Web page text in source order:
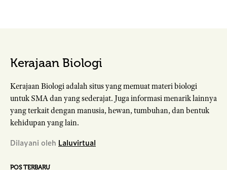
Kerajaan Biologi
Kerajaan Biologi adalah situs yang memuat materi biologi
untuk SMA dan yang sederajat. Juga informasi menarik lainnya
yang terkait dengan manusia, hewan, tumbuhan, dan bentuk
kehidupan yang lain.
Dilayani oleh Laluvirtual
POS TERBARU